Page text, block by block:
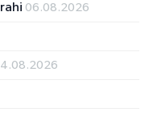
06.08.2026